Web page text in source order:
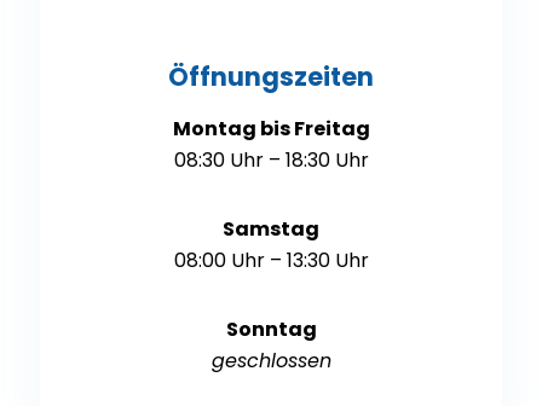
Öffnungszeiten
Montag bis Freitag
08:30 Uhr – 18:30 Uhr
Samstag
08:00 Uhr – 13:30 Uhr
Sonntag
geschlossen